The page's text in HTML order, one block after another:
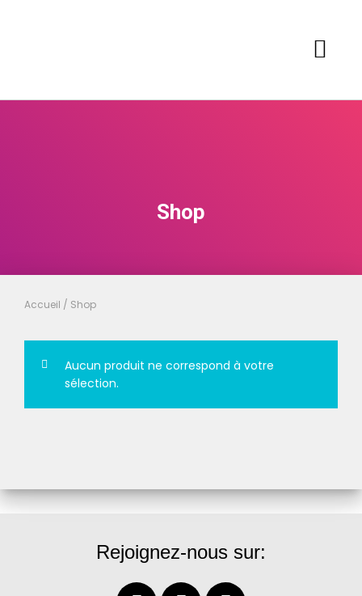
Shop
Accueil / Shop
Aucun produit ne correspond à votre
sélection.
Rejoignez-nous sur: